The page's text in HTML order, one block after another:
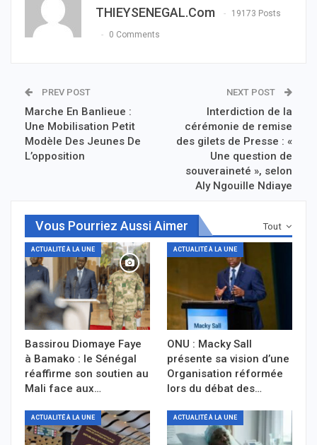
THIEYSENEGAL.com
19173 Posts
0 Comments
PREV POST
Marche En Banlieue :
Une Mobilisation Petit
Modèle Des Jeunes De
L’opposition
NEXT POST
Interdiction de la
cérémonie de remise
des gilets de Presse : «
Une question de
souveraineté », selon
Aly Ngouille Ndiaye
Tout
Vous Pourriez Aussi Aimer
ACTUALITÉ À LA UNE
Bassirou Diomaye Faye
à Bamako : le Sénégal
réaffirme son soutien au
Mali face aux…
ACTUALITÉ À LA UNE
ONU : Macky Sall
présente sa vision d’une
Organisation réformée
lors du débat des…
ACTUALITÉ À LA UNE ACTUALITÉ À LA UNE